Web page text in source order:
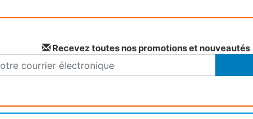
Recevez toutes nos promotions et nouveautés